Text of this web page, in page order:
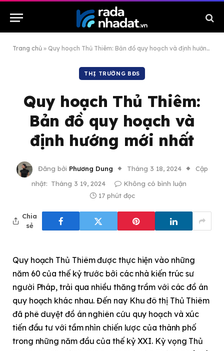
Trang chủ » Quy hoạch Thủ Thiêm: Bản đồ quy hoạch và định hướng mới nhất
THỊ TRƯỜNG BĐS
Quy hoạch Thủ Thiêm:
Bản đồ quy hoạch và
định hướng mới nhất
Đăng bởi Phương Dung Tháng 3 18, 2024
Cập
nhật: Tháng 3 19, 2024
Không có bình luận
17 phút đọc
Chia
sẻ
Quy hoạch Thủ Thiêm được thực hiện vào những
năm 60 của thế kỷ trước bởi các nhà kiến trúc sư
người Pháp, trải qua nhiều thăng trầm với các đồ án
quy hoạch khác nhau. Đến nay Khu đô thị Thủ Thiêm
đã phê duyệt đồ án nghiên cứu quy hoạch và xúc
tiến đầu tư với tầm nhìn chiến lược của thành phố
trong những năm đầu của thế kỷ XXI. Kỳ vọng Thủ